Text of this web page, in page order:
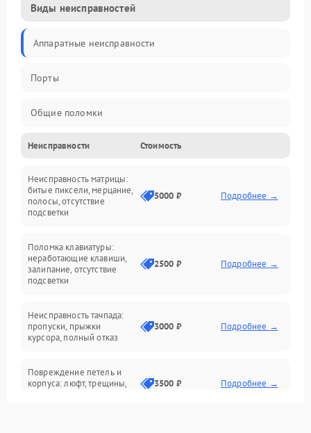
Виды неисправностей
Аппаратные неисправности
Порты
Общие поломки
Устройства
Программные ошибки
Электрические и системные сбои
Интерфейсные проблемы
Батарея
Сеть и интернет
Неисправности Стоимость
Неисправность матрицы:
битые пиксели, мерцание,
полосы, отсутствие
подсветки
5000 ₽ Подробнее →
Поломка клавиатуры:
неработающие клавиши,
залипание, отсутствие
подсветки
2500 ₽ Подробнее →
Неисправность тачпада:
пропуски, прыжки
курсора, полный отказ
3000 ₽ Подробнее →
Повреждение петель и
корпуса: люфт, трещины,
3500 ₽ Подробнее →